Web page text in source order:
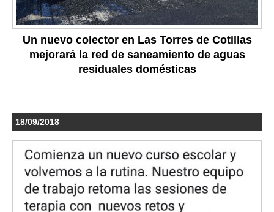
Un nuevo colector en Las Torres de Cotillas
mejorará la red de saneamiento de aguas
residuales domésticas
18/09/2018